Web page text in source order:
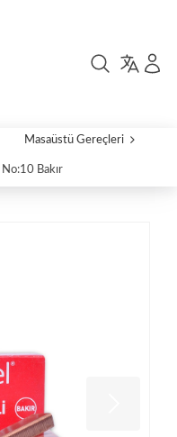
Masaüstü Gereçleri
No:10 Bakır